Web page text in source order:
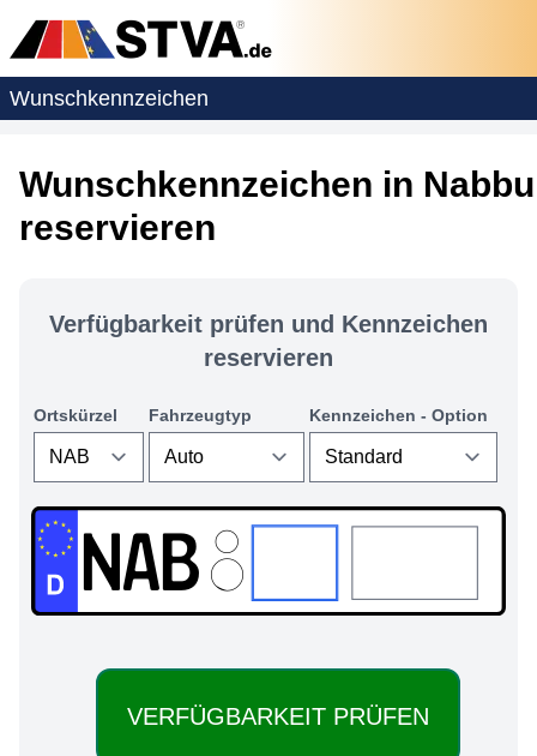
Wunschkennzeichen
Wunschkennzeichen in
reservieren
Verfügbarkeit prüfen und Kennzeichen
reservieren
Ortskürzel Fahrzeugtyp Kennzeichen - Option
NAB: